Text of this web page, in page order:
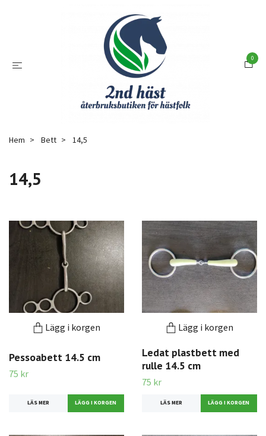
0
Hem Bett 14,5
14,5
Lägg i korgen
Pessoabett 14.5 cm
75 kr
LÄS MER
Lägg i korgen
Ledat plastbett med
rulle 14.5 cm
75 kr
LÄS MER